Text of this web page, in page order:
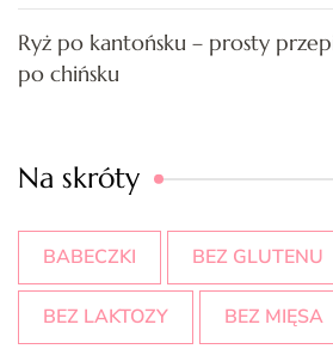
Ryż po kantońsku – prosty
po chińsku
Na skróty
BABECZKI BEZ GLUTENU
BEZ LAKTOZY BEZ MIĘSA